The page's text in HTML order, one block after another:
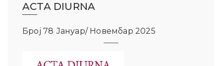
ACTA DIURNA
Број 78 Јануар/ Новембар 2025